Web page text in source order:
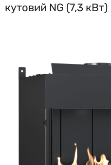
кутовий NG (7,3 кВт)